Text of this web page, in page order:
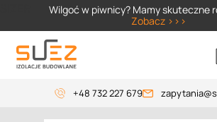
Wilgoć w piwnicy? Mamy skuteczne
Zobacz >>>
+48 732 227 679